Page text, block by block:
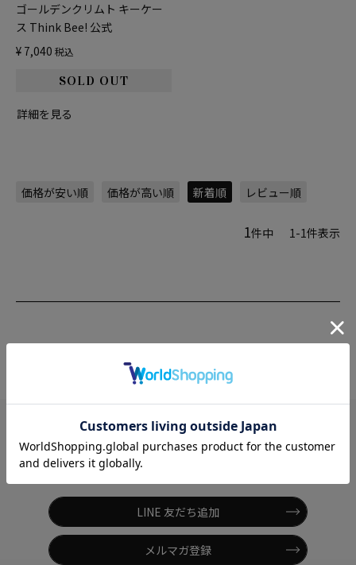
ゴールデンクリムト キーケー
ス Think Bee! 公式
¥ 7,040 税込
詳細を見る
価格が安い順 価格が高い順 新着順 レビュー順
1件中 1-1件表示
LINE / メールマガジン
LINE 友だち追加
メルマガ登録